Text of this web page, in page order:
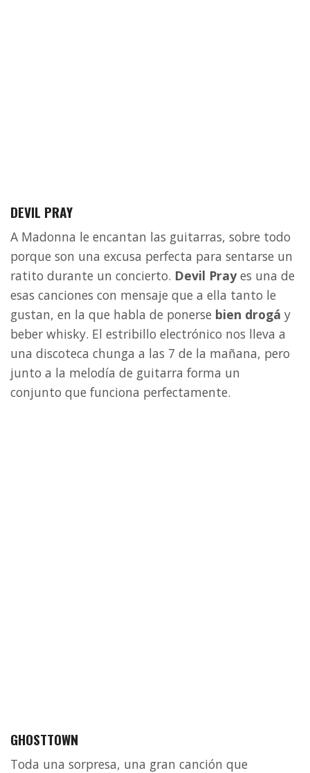
DEVIL PRAY
A Madonna le encantan las guitarras, sobre todo
porque son una excusa perfecta para sentarse un
ratito durante un concierto. Devil Prayes una de
esas canciones con mensaje que a ella tanto le
gustan, en la que habla de ponerse bien drogá y
beber whisky. El estribillo electrónico nos lleva a
una discoteca chunga a las 7 de la mañana, pero
junto a la melodía de guitarra forma un
conjunto que funciona perfectamente.
GHOSTTOWN
Toda una sorpresa, una gran canción que